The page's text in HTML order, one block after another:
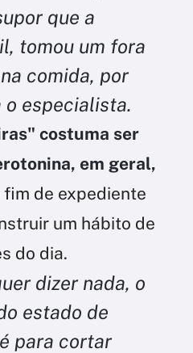
que a
tomou um fora
comida, por
o especialista.
costuma ser
em geral,
fim de expediente
um hábito de
do dia.
dizer nada, o
estado de
para cortar